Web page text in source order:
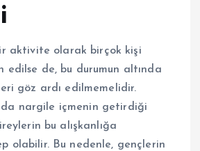
aktivite olarak birçok kişi
edilse de, bu durumun altında
göz ardı edilmemelidir.
nargile içmenin getirdiği
bu alışkanlığa
olabilir. Bu nedenle, gençlerin